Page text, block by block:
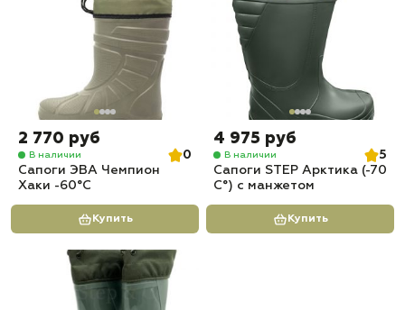
2 770 руб
В наличии
0
Сапоги ЭВА Чемпион
Хаки -60°C
Купить
4 975 руб
В наличии
5
Сапоги STEP Арктика (-70
С°) с манжетом
Купить